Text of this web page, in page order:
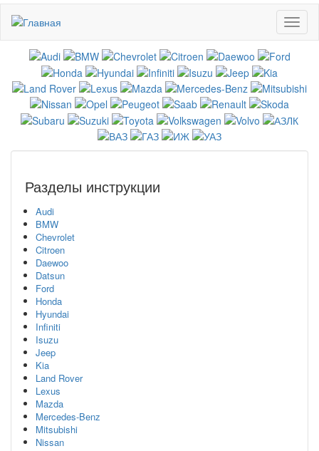
основному
содержанию
Разделы инструкции
Audi
BMW
Chevrolet
Citroen
Daewoo
Datsun
Ford
Honda
Hyundai
Infiniti
Isuzu
Jeep
Kia
Land Rover
Lexus
Mazda
Mercedes-Benz
Mitsubishi
Nissan